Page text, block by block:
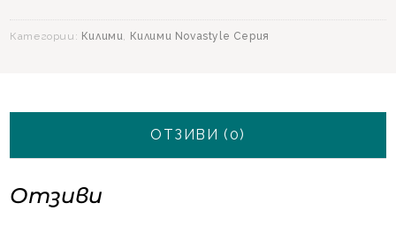
-
Категории: Килими, Килими Novastyle Серия
ОТЗИВИ (0)
Отзиви